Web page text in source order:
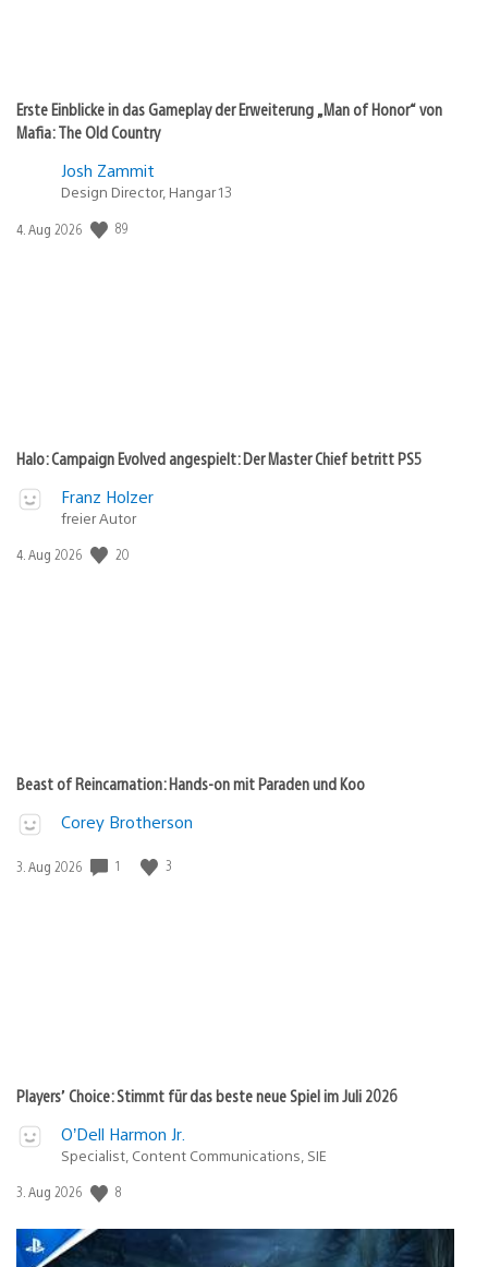
Erste Einblicke in das Gameplay der Erweiterung „Man of Honor“ von
Mafia: The Old Country
Josh Zammit
Design Director, Hangar 13
Veröffentlichungsdatum:
4. Aug 2026 89
Halo: Campaign Evolved angespielt: Der Master Chief betritt PS5
Franz Holzer
freier Autor
Veröffentlichungsdatum:
4. Aug 2026 20
Beast of Reincarnation: Hands-on mit Paraden und Koo
Corey Brotherson
Veröffentlichungsdatum:
3. Aug 2026 1 3
Players’ Choice: Stimmt für das beste neue Spiel im Juli 2026
O’Dell Harmon Jr.
Specialist, Content Communications, SIE
Veröffentlichungsdatum:
3. Aug 2026 8